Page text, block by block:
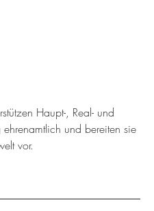
Haupt-, Real- und
und bereiten sie
vor.